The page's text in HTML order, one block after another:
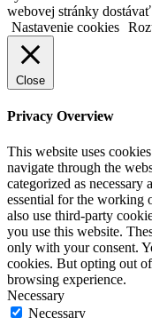
webovej stránky
Nastavenie cookies
Close
Privacy Overview
This website uses
navigate through the
categorized as necessary
essential for the working
also use third-party
you use this website.
only with your consent.
cookies. But opting out
browsing experience.
Necessary
Necessary